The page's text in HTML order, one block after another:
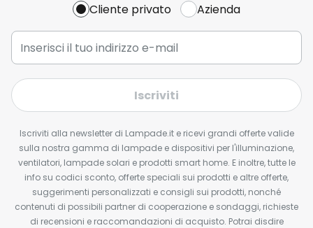
Cliente privato Azienda
Iscriviti
Iscriviti alla newsletter di Lampade.it e ricevi grandi offerte valide
sulla nostra gamma di lampade e dispositivi per l'illuminazione,
ventilatori, lampade solari e prodotti smart home. E inoltre, tutte le
info su codici sconto, offerte speciali sui prodotti e altre offerte,
suggerimenti personalizzati e consigli sui prodotti, nonché
contenuti di possibili partner di cooperazione e sondaggi, richieste
di recensioni e raccomandazioni di acquisto. Potrai disdire